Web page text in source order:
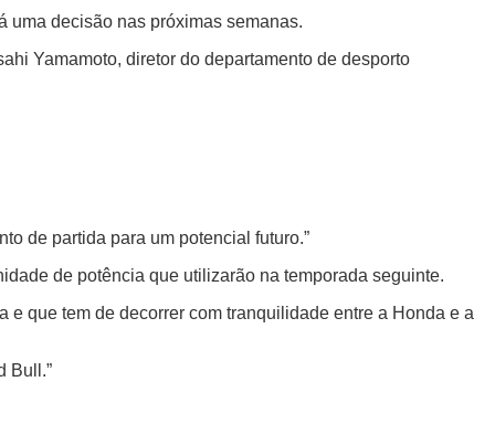
uma decisão nas próximas semanas.
Yamamoto, diretor do departamento de desporto
de partida para um potencial futuro.”
de potência que utilizarão na temporada seguinte.
e que tem de decorrer com tranquilidade entre a Honda e a
Bull.”